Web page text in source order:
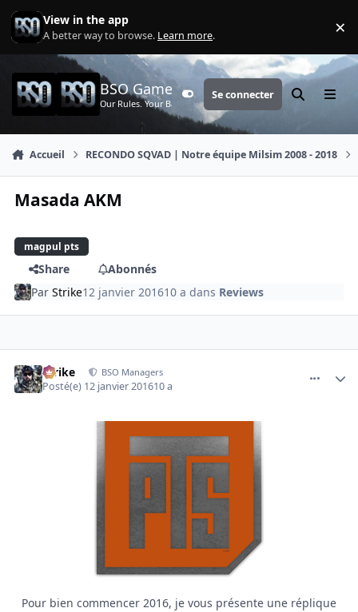
Aller au contenu
View in the app
A better way to browse. Learn more. ×
BSO Games
Our Rules. Your Battle.Customizer
Se connecter Rechercher
Menu
Accueil RECONDO SQVAD | Notre équipe Milsim 2008 - 2018
Masada AKM
magpul pts
Share
Abonnés
ParStrike12 janvier 201610 a dans Reviews
Strike BSO Managers
Posté(e) 12 janvier 201610 a
Pour bien commencer 2016, je vous présente une réplique